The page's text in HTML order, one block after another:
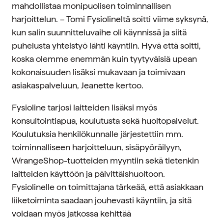
mahdollistaa monipuolisen toiminnallisen
harjoittelun. – Tomi Fysiolineltä soitti viime syksynä,
kun salin suunnitteluvaihe oli käynnissä ja siitä
puhelusta yhteistyö lähti käyntiin. Hyvä että soitti,
koska olemme enemmän kuin tyytyväisiä upean
kokonaisuuden lisäksi mukavaan ja toimivaan
asiakaspalveluun, Jeanette kertoo.
Fysioline tarjosi laitteiden lisäksi myös
konsultointiapua, koulutusta sekä huoltopalvelut.
Koulutuksia henkilökunnalle järjestettiin mm.
toiminnalliseen harjoitteluun, sisäpyöräilyyn,
WrangeShop-tuotteiden myyntiin sekä tietenkin
laitteiden käyttöön ja päivittäishuoltoon.
Fysiolinelle on toimittajana tärkeää, että asiakkaan
liiketoiminta saadaan jouhevasti käyntiin, ja sitä
voidaan myös jatkossa kehittää